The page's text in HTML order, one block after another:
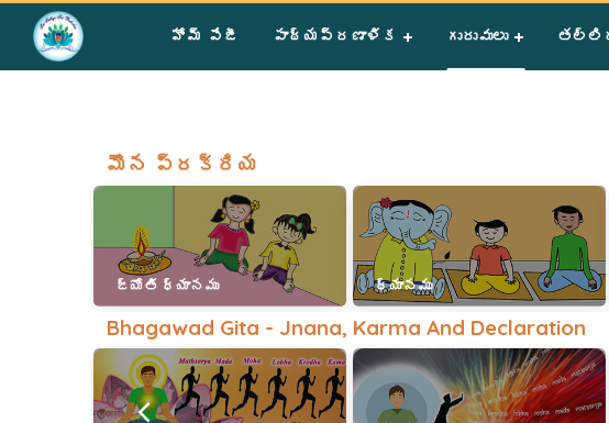
హోమ్ పేజీ పాఠ్యప్రణాళిక గురువులు
Gurus – Group III – Year I
మౌన ప్రక్రియ
జ్యోతి ధ్యానము ధ్యానము
Bhagawad Gita - Jnana, Karma And Declaration